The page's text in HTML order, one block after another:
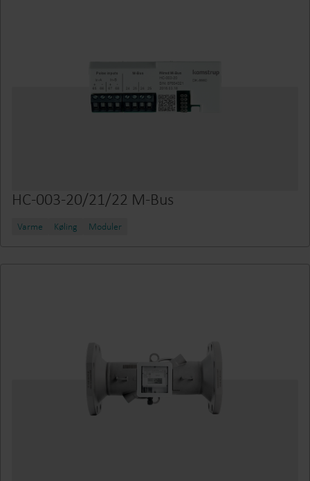
HC-003-20/21/22 M-Bus
Varme Køling Moduler